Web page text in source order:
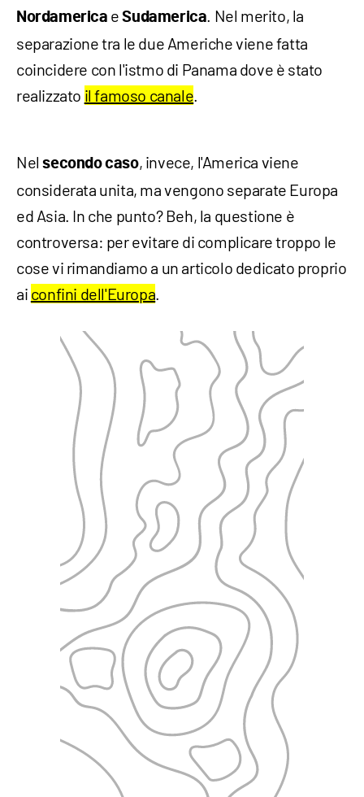
Nordamerica eSudamerica. Nel merito, la
separazione tra le due Americhe viene fatta
coincidere con l'istmo di Panama dove è stato
realizzato il famoso canale.
Nelsecondo caso, invece, l'America viene
considerata unita, ma vengono separate Europa
ed Asia. In che punto? Beh, la questione è
controversa: per evitare di complicare troppo le
cose vi rimandiamo a un articolo dedicato proprio
ai confini dell'Europa.